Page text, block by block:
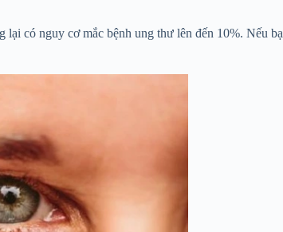
có nguy cơ mắc bệnh ung thư lên đến 10%. Nếu